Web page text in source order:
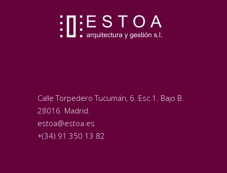
Calle Torpedero Tucumán, 6. Esc.1. Bajo B.
28016. Madrid.
estoa@estoa.es
+(34) 91 350 13 82